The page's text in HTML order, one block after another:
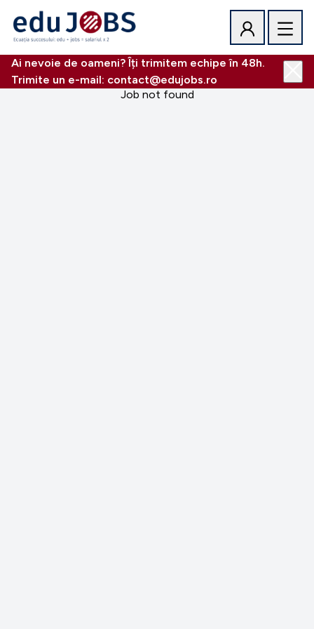
Ai nevoie de oameni? Îți trimitem echipe în 48h.
Trimite un e-mail: contact@edujobs.ro
Job not found